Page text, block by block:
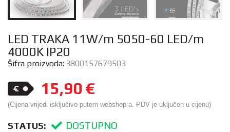
LED TRAKA 11W/m 5050-60 LED/m
4000K IP20
Šifra proizvoda: 3800157679503
15,90 €
(Cijena vrijedi isključivo putem webshop-a. PDV je uključen u cijenu)
STATUS: DOSTUPNO